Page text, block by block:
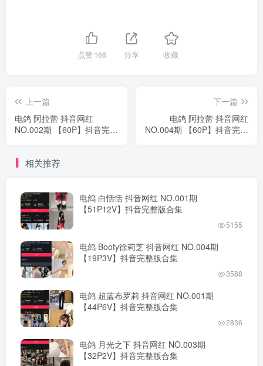
点赞166 分享 收藏
上一篇
电鸽 阿拉蕾 抖音网红
NO.002期 【60P】抖音完整
下一篇
电鸽 阿拉蕾 抖音网红
NO.004期 【60P】抖音完整
相关推荐
电鸽 白恬恬 抖音网红 NO.001期
【51P12V】抖音完整版合集
5155
电鸽 Booty徐莉芝 抖音网红 NO.004期
【19P3V】抖音完整版合集
3588
电鸽 超蓝布罗莉 抖音网红 NO.001期
【44P6V】抖音完整版合集
2836
电鸽 月光之下 抖音网红 NO.003期
【32P2V】抖音完整版合集